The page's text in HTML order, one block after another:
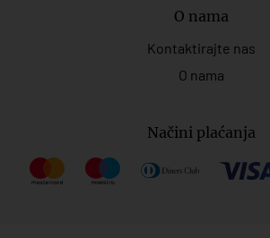
O nama
Kontaktirajte nas
O nama
Načini plaćanja